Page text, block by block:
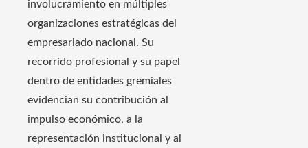
involucramiento en múltiples
organizaciones estratégicas del
empresariado nacional. Su
recorrido profesional y su papel
dentro de entidades gremiales
evidencian su contribución al
impulso económico, a la
representación institucional y al